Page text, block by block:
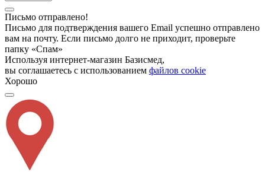
Письмо отправлено!
Письмо для подтверждения вашего Email успешно отправлено
вам на почту. Если письмо долго не приходит, проверьте
папку «Спам»
Используя интернет-магазин Базисмед,
вы соглашаетесь с использованием файлов cookie
Хорошо